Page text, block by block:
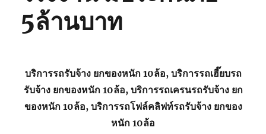
5ล้านบาท
บริการรถรับจ้าง ยกของหนัก 10ล้อ, บริการรถเฮี๊ยบรถ
รับจ้าง ยกของหนัก 10ล้อ, บริการรถเครนรถรับจ้าง ยก
ของหนัก 10ล้อ, บริการรถโฟล์คลิฟท์รถรับจ้าง ยกของ
หนัก 10ล้อ